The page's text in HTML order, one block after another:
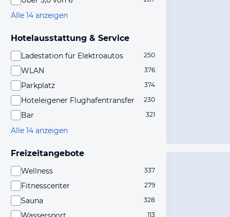
Alle 14 anzeigen
Hotelausstattung & Service
Ladestation für Elektroautos 250
WLAN 376
Parkplatz 374
Hoteleigener Flughafentransfer 230
Bar 321
Alle 14 anzeigen
Freizeitangebote
Wellness 337
Fitnesscenter 279
Sauna 328
113